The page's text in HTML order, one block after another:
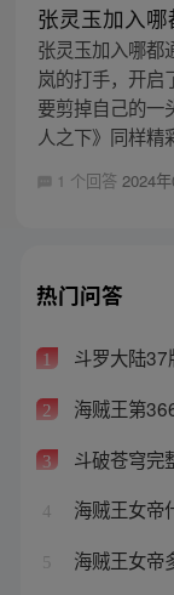
张灵玉加入
张灵玉加入哪都
岚的打手，开启
要剪掉自己的一
人之下》同样精
1 个回答 2024
热门问答
1 斗罗大陆37
2 海贼王第
3 斗破苍穹完
4 海贼王女帝
5 海贼王女帝